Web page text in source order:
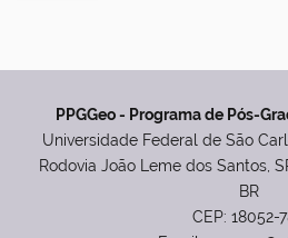
PPGGeo - Programa de Pós-
Universidade Federal de São
Rodovia João Leme dos Santos,
BR
CEP: 18052-